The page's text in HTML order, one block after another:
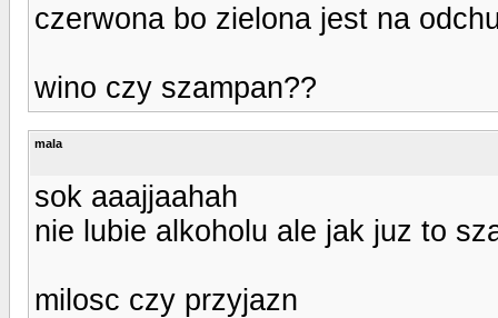
czerwona bo zielona jest na
wino czy szampan??
mala
sok aaajjaahah
nie lubie alkoholu ale jak juz to
milosc czy przyjazn